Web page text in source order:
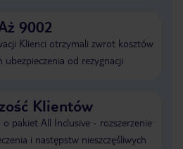
9002
Klienci otrzymali zwrot kosztów
ubezpieczenia od rezygnacji
Klientów
o pakiet All Inclusive - rozszerzenie
i następstw nieszczęśliwych